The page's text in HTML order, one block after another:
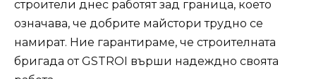
строители днес работят зад граница, което
означава, че добрите майстори трудно се
намират. Ние гарантираме, че строителната
бригада от GSTROI върши надеждно своята